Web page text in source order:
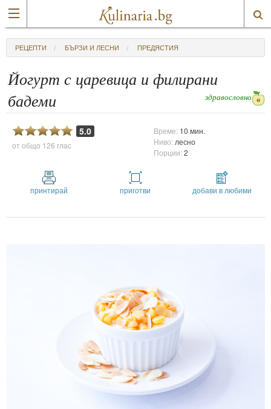
РЕЦЕПТИ БЪРЗИ И ЛЕСНИ ПРЕДЯСТИЯ
Йогурт с царевица и филирани
бадеми
здравословно
5.0
от общо 126 глас
Време: 10 мин.
Ниво: лесно
Порции:2
принтирай приготви добави в любими